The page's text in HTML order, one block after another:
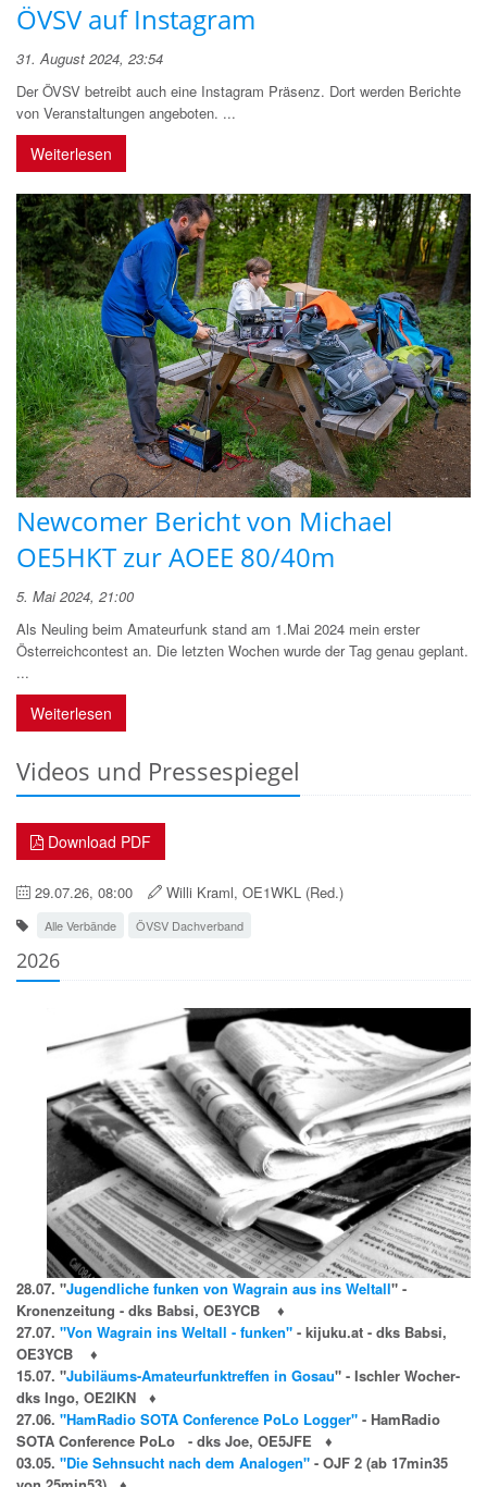
ÖVSV auf Instagram
31. August 2024, 23:54
Der ÖVSV betreibt auch eine Instagram Präsenz. Dort werden Berichte
von Veranstaltungen angeboten. ...
Weiterlesen
Newcomer Bericht von Michael
OE5HKT zur AOEE 80/40m
5. Mai 2024, 21:00
Als Neuling beim Amateurfunk stand am 1.Mai 2024 mein erster
Österreichcontest an. Die letzten Wochen wurde der Tag genau geplant.
...
Weiterlesen
Videos und Pressespiegel
Download PDF
29.07.26, 08:00 Willi Kraml, OE1WKL (Red.)
Alle Verbände ÖVSV Dachverband
2026
28.07. "Jugendliche funken von Wagrain aus ins Weltall" -
Kronenzeitung - dks Babsi, OE3YCB
♦
27.07. "Von Wagrain ins Weltall - funken" - kijuku.at - dks Babsi,
OE3YCB
♦
15.07. "Jubiläums-Amateurfunktreffen in Gosau" - Ischler Wocher-
dks Ingo, OE2IKN
♦
27.06. "HamRadio SOTA Conference PoLo Logger" - HamRadio
SOTA Conference PoLo - dks Joe, OE5JFE
♦
03.05. "Die Sehnsucht nach dem Analogen" - OJF 2 (ab 17min35